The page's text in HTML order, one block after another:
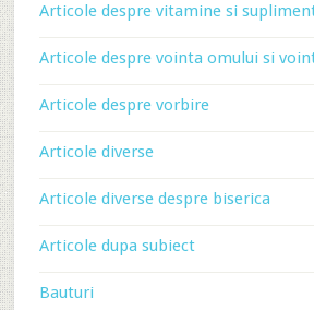
Articole despre vitamine si
Articole despre vointa omului si
Articole despre vorbire
Articole diverse
Articole diverse despre biserica
Articole dupa subiect
Bauturi